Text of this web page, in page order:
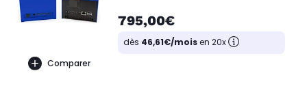
Comparer
795,00€
dès 46,61€/moisen 20x